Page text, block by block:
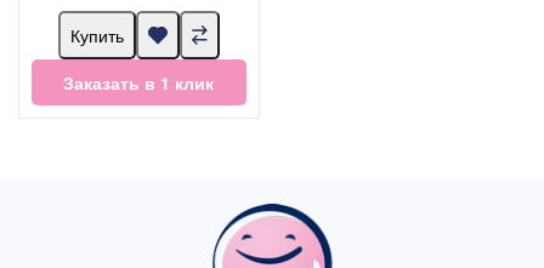
Купить
Заказать в 1 клик